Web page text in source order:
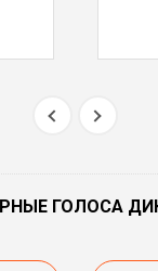
ГОЛОСА